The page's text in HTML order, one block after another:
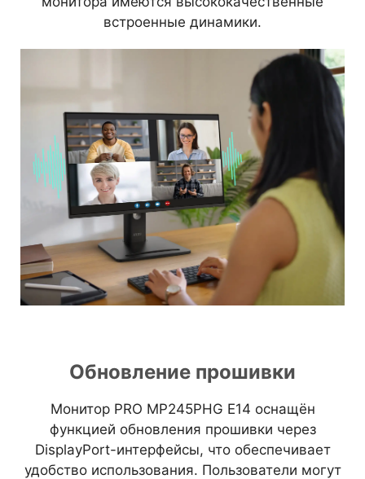
встроенные динамики.
Обновление прошивки
Монитор PRO MP245PHG E14 оснащён
функцией обновления прошивки через
DisplayPort-интерфейсы, что обеспечивает
удобство использования. Пользователи могут